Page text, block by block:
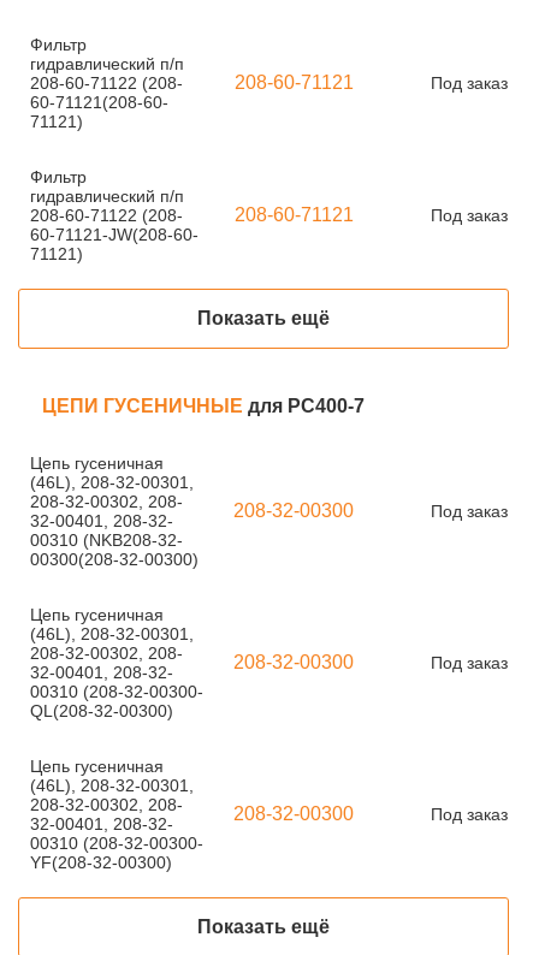
Фильтр
гидравлический п/п
208-60-71122 (208-
60-71121(208-60-
71121)
208-60-71121 Под заказ
Фильтр
гидравлический п/п
208-60-71122 (208-
60-71121-JW(208-60-
71121)
208-60-71121 Под заказ
Показать ещё
ЦЕПИ ГУСЕНИЧНЫЕ для PC400-7
Цепь гусеничная
(46L), 208-32-00301,
208-32-00302, 208-
32-00401, 208-32-
00310 (NKB208-32-
00300(208-32-00300)
208-32-00300 Под заказ
Цепь гусеничная
(46L), 208-32-00301,
208-32-00302, 208-
32-00401, 208-32-
00310 (208-32-00300-
QL(208-32-00300)
208-32-00300 Под заказ
Цепь гусеничная
(46L), 208-32-00301,
208-32-00302, 208-
32-00401, 208-32-
00310 (208-32-00300-
YF(208-32-00300)
208-32-00300 Под заказ
Показать ещё